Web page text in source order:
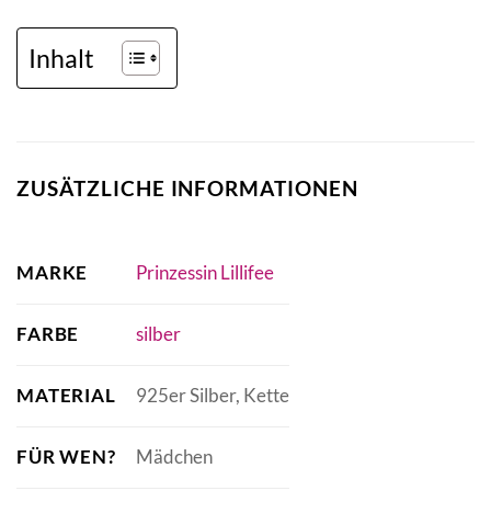
Inhalt
ZUSÄTZLICHE INFORMATIONEN
MARKE Prinzessin Lillifee
FARBE silber
MATERIAL 925er Silber, Kette
FÜR WEN? Mädchen